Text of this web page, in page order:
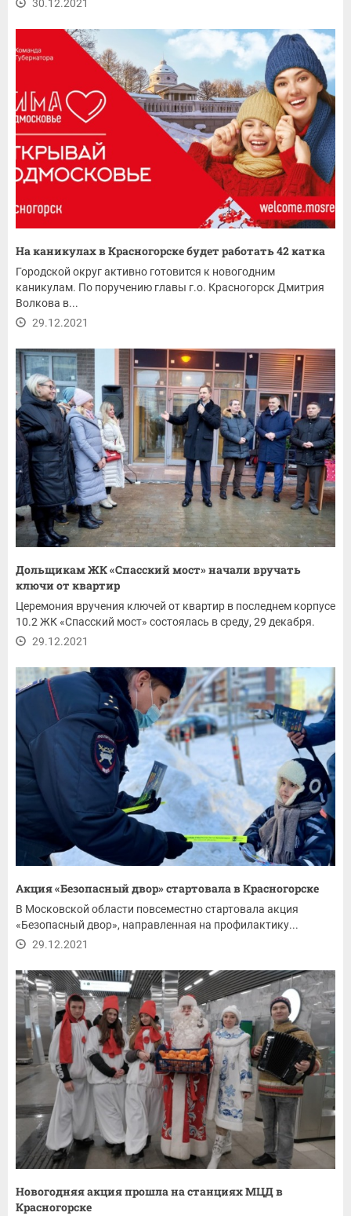
30.12.2021
На каникулах в Красногорске будет работать 42 катка
Городской округ активно готовится к новогодним
каникулам. По поручению главы г.о. Красногорск Дмитрия
Волкова в...
29.12.2021
Дольщикам ЖК «Спасский мост» начали вручать
ключи от квартир
Церемония вручения ключей от квартир в последнем корпусе
10.2 ЖК «Спасский мост» состоялась в среду, 29 декабря.
29.12.2021
Акция «Безопасный двор» стартовала в Красногорске
В Московской области повсеместно стартовала акция
«Безопасный двор», направленная на профилактику...
29.12.2021
Новогодняя акция прошла на станциях МЦД в
Красногорске